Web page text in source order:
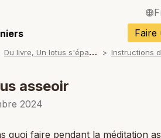
English /
Español /
Faire
D
u livre, Un lotus s'épanouit
asseoir
2024
quoi faire pendant la méditation